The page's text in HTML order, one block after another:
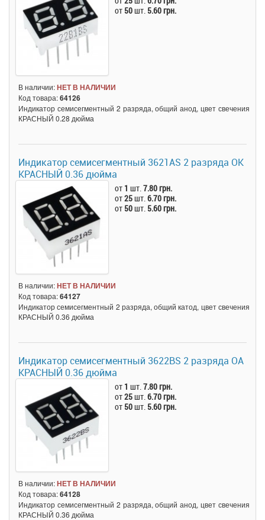
от 50шт. 5.60 грн.
В наличии:НЕТ В НАЛИЧИИ
Код товара:64126
Индикатор семисегментный 2 разряда, общий анод, цвет свечения
КРАСНЫЙ 0.28 дюйма
Индикатор семисегментный 3621AS 2 разряда ОК
КРАСНЫЙ 0.36 дюйма
от 1 шт.7.80 грн.
от25шт.6.70 грн.
от 50шт. 5.60 грн.
В наличии:НЕТ В НАЛИЧИИ
Код товара:64127
Индикатор семисегментный 2 разряда, общий катод, цвет свечения
КРАСНЫЙ 0.36 дюйма
Индикатор семисегментный 3622BS 2 разряда ОА
КРАСНЫЙ 0.36 дюйма
от 1 шт.7.80 грн.
от25шт.6.70 грн.
от 50шт. 5.60 грн.
В наличии:НЕТ В НАЛИЧИИ
Код товара:64128
Индикатор семисегментный 2 разряда, общий анод, цвет свечения
КРАСНЫЙ 0.36 дюйма